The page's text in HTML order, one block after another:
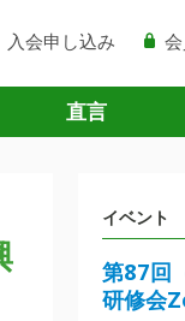
入会申し込み
直言
イベント
第87回
研修会